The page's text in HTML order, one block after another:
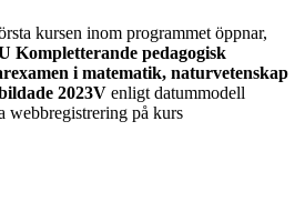
kursen inom programmet öppnar,
Kompletterande pedagogisk
i matematik, naturvetenskap
2023V enligt datummodell
webbregistrering på kurs